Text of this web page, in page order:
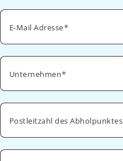
E-Mail Adresse
Unternehmen
Postleitzahl des Abholpunktes